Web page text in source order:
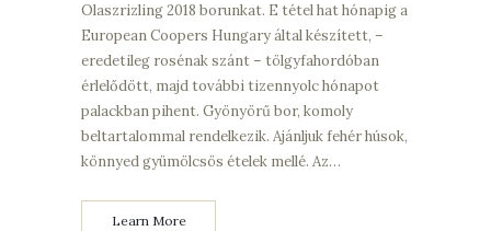
Olaszrizling 2018 borunkat. E tétel hat hónapig a
European Coopers Hungary által készített, –
eredetileg rosénak szánt – tölgyfahordóban
érlelődött, majd további tizennyolc hónapot
palackban pihent. Gyönyörű bor, komoly
beltartalommal rendelkezik. Ajánljuk fehér húsok,
könnyed gyümölcsös ételek mellé. Az…
Learn More